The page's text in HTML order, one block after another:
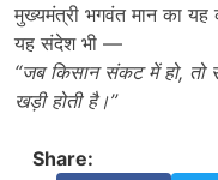
मुख्यमंत्री भगवंत मान का यह
यह संदेश भी —
“जब किसान संकट में हो, तो
खड़ी होती है।”
Share: